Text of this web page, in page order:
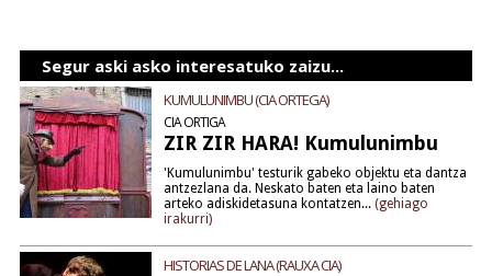
Segur aski asko interesatuko zaizu...
KUMULUNIMBU (CIA ORTEGA)
CIA ORTIGA
ZIR ZIR HARA! Kumulunimbu
'Kumulunimbu' testurik gabeko objektu eta dantza
antzezlana da. Neskato baten eta laino baten
arteko adiskidetasuna kontatzen... (gehiago
irakurri)
HISTORIAS DE LANA (RAUXA CIA)